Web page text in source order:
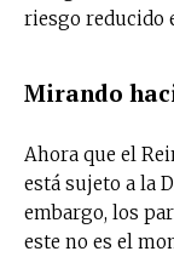
riesgo reducido
Mirando
Ahora que el
está sujeto a la
embargo, los
este no es el